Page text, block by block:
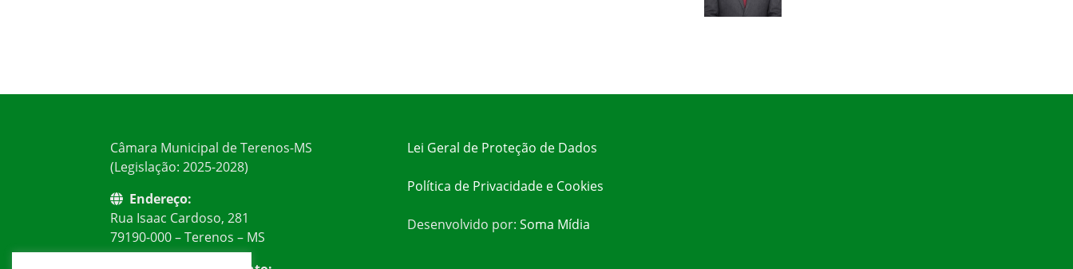
Câmara Municipal de Terenos-MS
(Legislação: 2025-2028)
Endereço:
Rua Isaac Cardoso, 281
79190-000 – Terenos – MS
Lei Geral de Proteção de Dados
Política de Privacidade e Cookies
Desenvolvido por: Soma Mídia